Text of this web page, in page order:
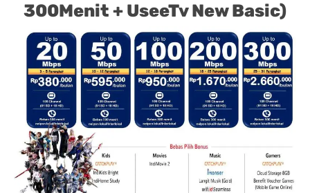
300Menit + UseeTv New Basic)